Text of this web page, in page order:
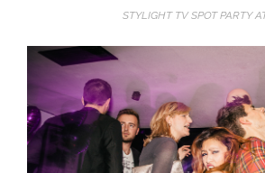
STYLIGHT TV SPOT PARTY